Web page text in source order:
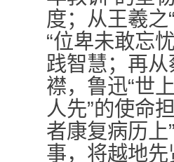
度；从王羲
“位卑未敢忘
践智慧；再
襟，鲁迅“世
人先”的使命
者康复病历
事，将越地